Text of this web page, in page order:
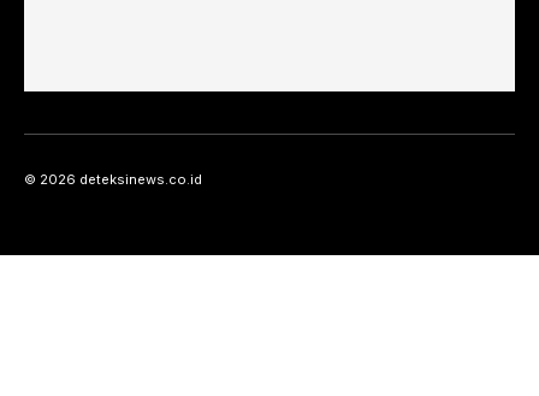
© 2026 deteksinews.co.id